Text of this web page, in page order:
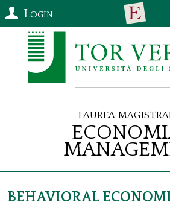
Login
Laurea
BEHAVIORAL